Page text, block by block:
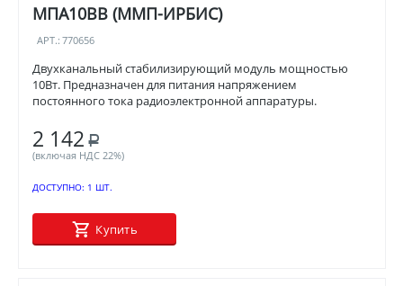
МПА10ВВ (ММП-ИРБИС)
АРТ.: 770656
Двухканальный стабилизирующий модуль мощностью
10Вт. Предназначен для питания напряжением
постоянного тока радиоэлектронной аппаратуры.
2 142 Р
(включая НДС 22%)
ДОСТУПНО: 1 ШТ.
Купить